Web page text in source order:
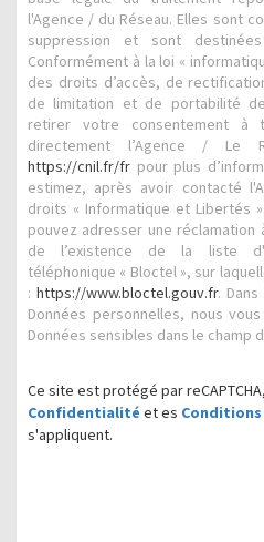
l'Agence / du Réseau. Elles sont
suppression et sont
Conformément à la loi «
des droits d’accès, de
de limitation et de portabilité
retirer votre consentement à
directement l’Agence / Le
https://cnil.fr/fr pour plus
estimez, après avoir contacté
droits « Informatique et Libertés
pouvez adresser une réclamation
de l’existence de la liste
téléphonique « Bloctel », sur
: https://www.bloctel.gouv.fr.
Données personnelles, nous
Données sensibles dans le champ
Ce site est protégé par
Confidentialité et es
s'appliquent.